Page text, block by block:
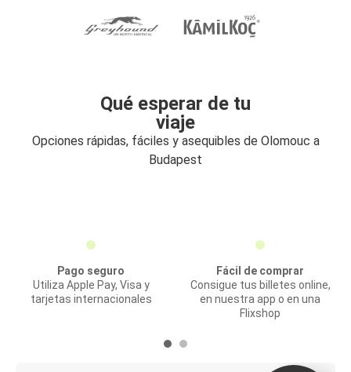
Qué esperar de tu
viaje
Opciones rápidas, fáciles y asequibles de Olomouc a
Budapest
Pago seguro
Utiliza Apple Pay, Visa y
tarjetas internacionales
Fácil de comprar
Consigue tus billetes online,
en nuestra app o en una
Flixshop